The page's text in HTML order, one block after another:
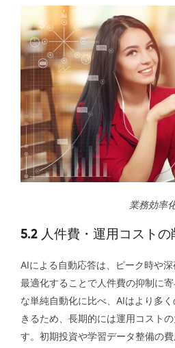
業務効率
5.2 人件費・運用コストの
AIによる自動応答は、ピーク時や
最適化することで人件費の抑制に
な単純自動化に比べ、AIはより多
きるため、長期的には運用コスト
す。初期投資や学習データ整備の